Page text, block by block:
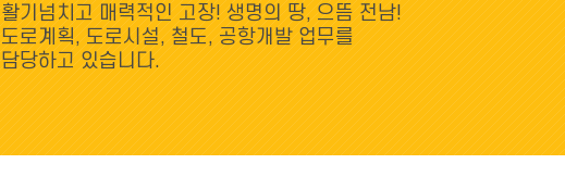
활기넘치고 매력적인 고장! 생명의 땅, 으뜸 전남!
도로계획, 도로시설, 철도, 공항개발 업무를
담당하고 있습니다.